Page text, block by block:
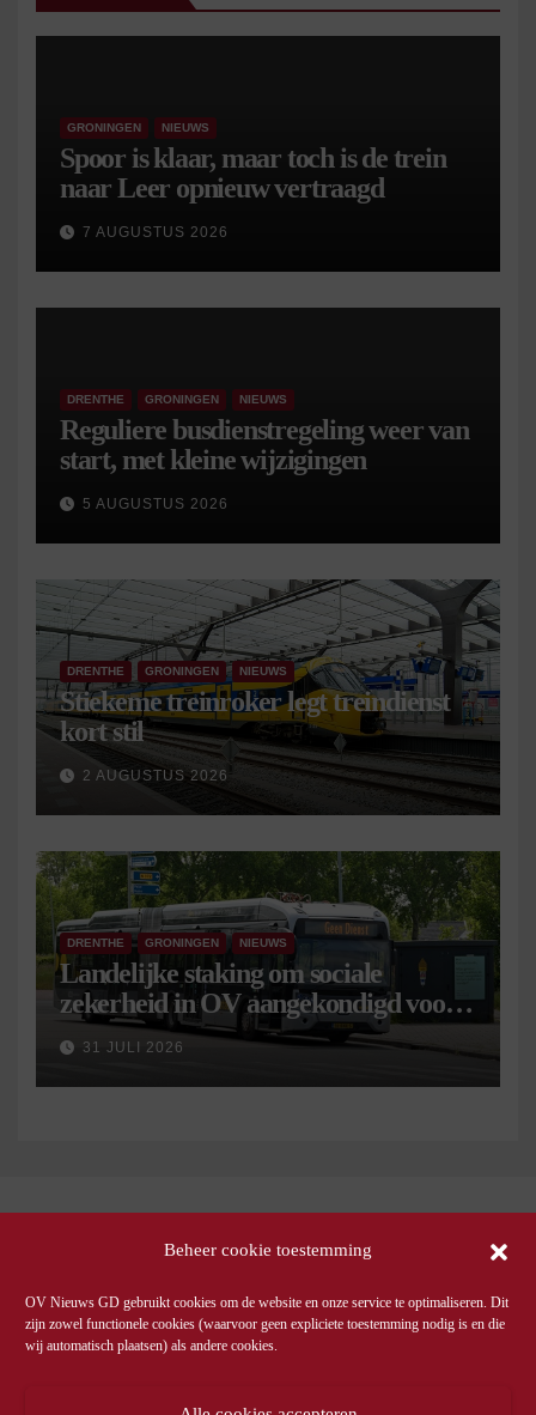
Beheer cookie toestemming
OV Nieuws GD gebruikt cookies om de website en onze service te optimaliseren. Dit
zijn zowel functionele cookies (waarvoor geen expliciete toestemming nodig is en die
wij automatisch plaatsen) als andere cookies.
GRONINGEN NIEUWS
Spoor is klaar, maar toch is de trein
naar Leer opnieuw vertraagd
7 AUGUSTUS 2026
DRENTHE GRONINGEN NIEUWS
Reguliere busdienstregeling weer van
start, met kleine wijzigingen
5 AUGUSTUS 2026
DRENTHE GRONINGEN NIEUWS
Stiekeme treinroker legt treindienst
kort stil
2 AUGUSTUS 2026
DRENTHE GRONINGEN NIEUWS
Landelijke staking om sociale
zekerheid in OV aangekondigd voor 9
september
31 JULI 2026